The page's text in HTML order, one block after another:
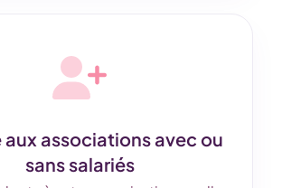
associations avec ou
sans salariés